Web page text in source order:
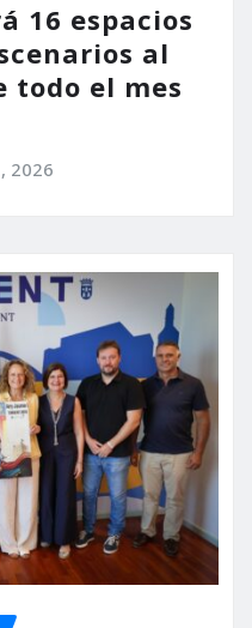
16 espacios
al
el mes
2026